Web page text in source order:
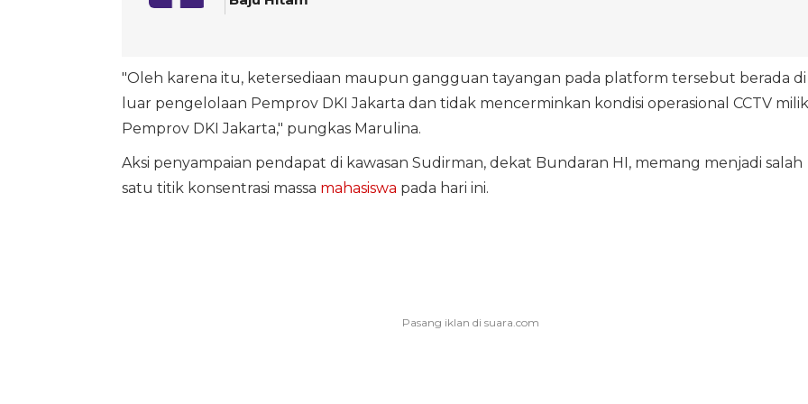
"Oleh karena itu, ketersediaan maupun gangguan tayangan pada platform tersebut berada di
luar pengelolaan Pemprov DKI Jakarta dan tidak mencerminkan kondisi operasional CCTV milik
Pemprov DKI Jakarta," pungkas Marulina.
Aksi penyampaian pendapat di kawasan Sudirman, dekat Bundaran HI, memang menjadi salah
satu titik konsentrasi massa mahasiswa pada hari ini.